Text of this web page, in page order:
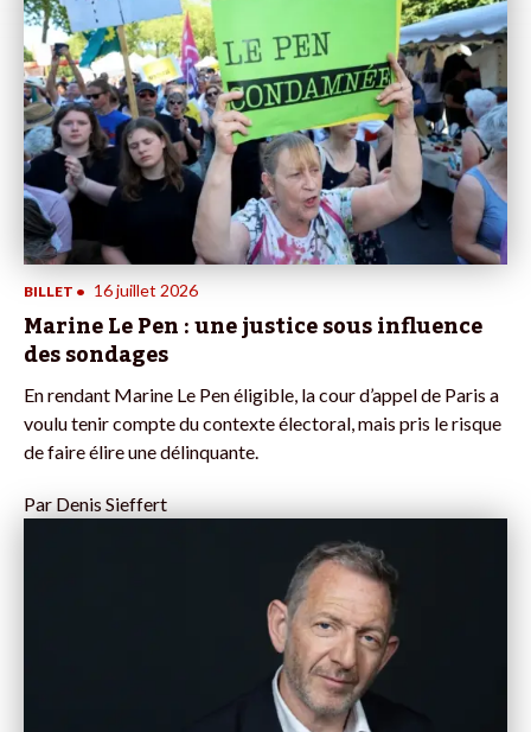
BILLET • 16 juillet 2026
Marine Le Pen : une justice sous influence
des sondages
En rendant Marine Le Pen éligible, la cour d’appel de Paris a
voulu tenir compte du contexte électoral, mais pris le risque
de faire élire une délinquante.
Par Denis Sieffert